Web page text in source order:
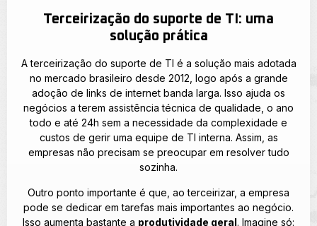
Terceirização do suporte de TI: uma
solução prática
A terceirização do suporte de TI é a solução mais adotada
no mercado brasileiro desde 2012, logo após a grande
adoção de links de internet banda larga. Isso ajuda os
negócios a terem assistência técnica de qualidade, o ano
todo e até 24h sem a necessidade da complexidade e
custos de gerir uma equipe de TI interna. Assim, as
empresas não precisam se preocupar em resolver tudo
sozinha.
Outro ponto importante é que, ao terceirizar, a empresa
pode se dedicar em tarefas mais importantes ao negócio.
Isso aumenta bastante a produtividade geral. Imagine só: